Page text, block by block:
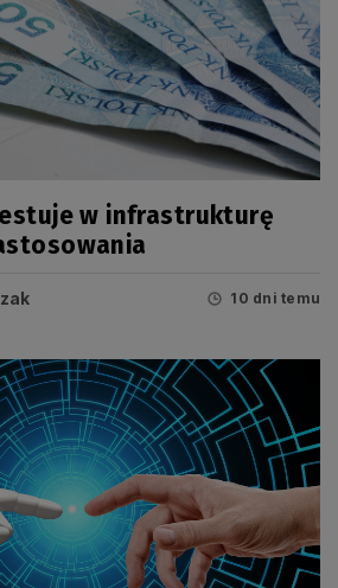
w infrastrukturę
10 dni temu